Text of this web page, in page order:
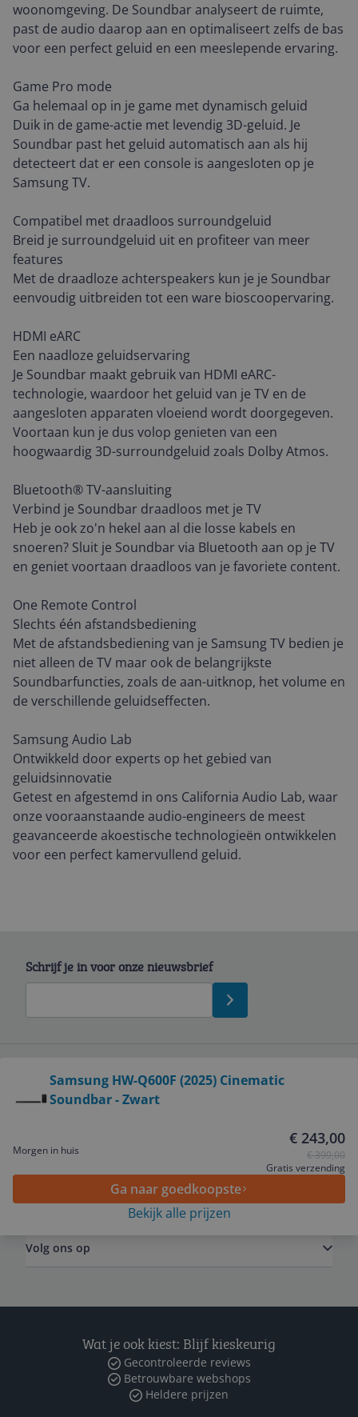
woonomgeving. De Soundbar analyseert de ruimte,
past de audio daarop aan en optimaliseert zelfs de bas
voor een perfect geluid en een meeslepende ervaring.
Game Pro mode
Ga helemaal op in je game met dynamisch geluid
Duik in de game-actie met levendig 3D-geluid. Je
Soundbar past het geluid automatisch aan als hij
detecteert dat er een console is aangesloten op je
Samsung TV.
Compatibel met draadloos surroundgeluid
Breid je surroundgeluid uit en profiteer van meer
features
Met de draadloze achterspeakers kun je je Soundbar
eenvoudig uitbreiden tot een ware bioscoopervaring.
HDMI eARC
Een naadloze geluidservaring
Je Soundbar maakt gebruik van HDMI eARC-
technologie, waardoor het geluid van je TV en de
aangesloten apparaten vloeiend wordt doorgegeven.
Voortaan kun je dus volop genieten van een
hoogwaardig 3D-surroundgeluid zoals Dolby Atmos.
Bluetooth® TV-aansluiting
Verbind je Soundbar draadloos met je TV
Heb je ook zo'n hekel aan al die losse kabels en
snoeren? Sluit je Soundbar via Bluetooth aan op je TV
en geniet voortaan draadloos van je favoriete content.
One Remote Control
Slechts één afstandsbediening
Met de afstandsbediening van je Samsung TV bedien je
niet alleen de TV maar ook de belangrijkste
Soundbarfuncties, zoals de aan-uitknop, het volume en
de verschillende geluidseffecten.
Samsung Audio Lab
Ontwikkeld door experts op het gebied van
geluidsinnovatie
Getest en afgestemd in ons California Audio Lab, waar
onze vooraanstaande audio-engineers de meest
geavanceerde akoestische technologieën ontwikkelen
voor een perfect kamervullend geluid.
Samsung HW-Q600F (2025) Cinematic
Soundbar - Zwart
Morgen in huis
€ 243,00
€ 399,00
Gratis verzending
Ga naar goedkoopste
Bekijk alle prijzen
Schrijf je in voor onze nieuwsbrief
Service
Volg ons op
Wat je ook kiest: Blijf kieskeurig
Gecontroleerde reviews
Betrouwbare webshops
Heldere prijzen